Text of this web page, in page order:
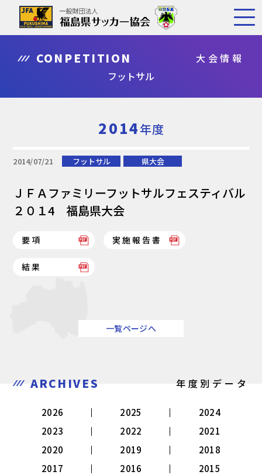
CONPETITION
大会情報
フットサル
2014年度
2014/07/21 フットサル 県大会
ＪＦＡファミリーフットサルフェスティバル
２０１4 福島県大会
要項 実施報告書
結果
一覧ページへ
ARCHIVES 年度別データ
2026 2025
2024
2023
2022
2021
2020
2019
2018
2017
2016
2015